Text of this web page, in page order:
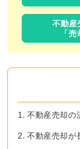
不動産
「
1. 不動産売却の
2. 不動産売却が